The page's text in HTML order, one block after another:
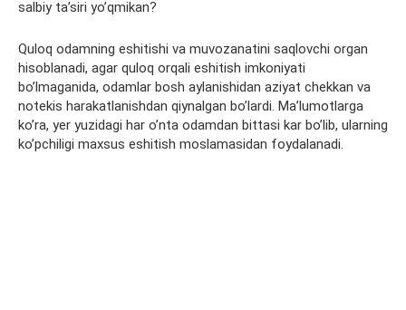
salbiy ta’siri yo’qmikan?
Quloq odamning eshitishi va muvozanatini saqlovchi organ
hisoblanadi, agar quloq orqali eshitish imkoniyati
bo’lmaganida, odamlar bosh aylanishidan aziyat chekkan va
notekis harakatlanishdan qiynalgan bo’lardi. Ma’lumotlarga
ko’ra, yer yuzidagi har o’nta odamdan bittasi kar bo’lib, ularning
ko’pchiligi maxsus eshitish moslamasidan foydalanadi.